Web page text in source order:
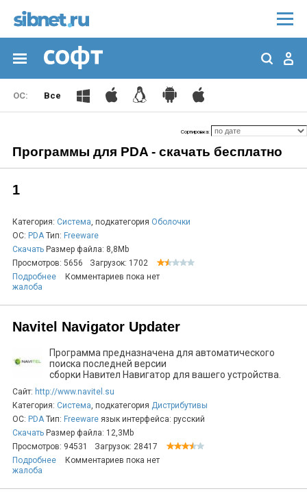
Все
Сортировка:
Программы для PDA - скачать бесплатно
1
Категория: Система, подкатегория Оболочки
ОС: PDAТип: Freeware
Скачать Размер файла: 8,8Mb
Просмотров: 5656
Загрузок: 1702
Подробнее
Комментариев пока нет
жалоба
Navitel Navigator Updater
Программа предназначена для автоматического
поиска последней версии
сборки Навител Навигатор для вашего устройства.
Сайт: http://www.navitel.su
Категория: Система, подкатегория Дистрибутивы
ОС: PDAТип: Freeware язык интерфейса: русский
Скачать Размер файла: 12,3Mb
Просмотров: 94531
Загрузок: 28417
Подробнее
Комментариев пока нет
жалоба